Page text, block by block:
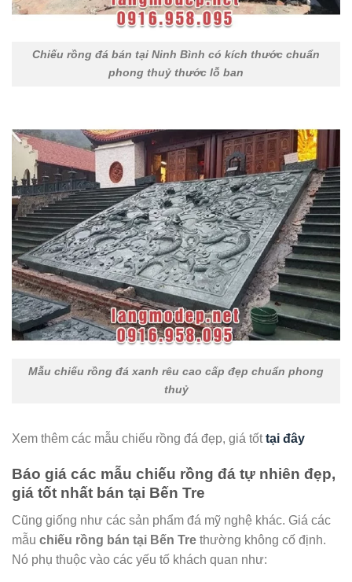
Chiếu rồng đá bán tại Ninh Bình có kích thước chuẩn
phong thuỷ thước lỗ ban
Mẫu chiếu rồng đá xanh rêu cao cấp đẹp chuẩn phong
thuỷ
Xem thêm các mẫu chiếu rồng đá đẹp, giá tốttại đây
Báo giá các mẫu chiếu rồng đá tự nhiên đẹp,
giá tốt nhất bán tại Bến Tre
Cũng giống như các sản phẩm đá mỹ nghệ khác. Giá các
mẫu chiếu rồng bán tại Bến Tre thường không cố định.
Nó phụ thuộc vào các yếu tố khách quan như: